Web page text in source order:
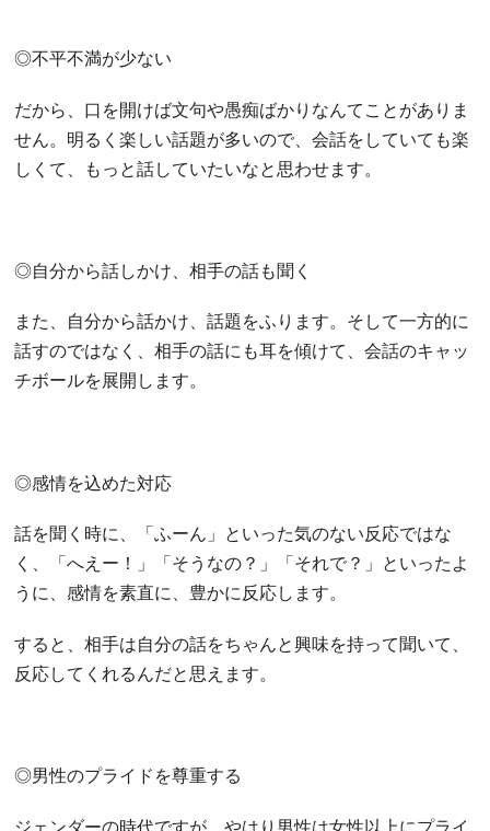
◎不平不満が少ない
だから、口を開けば文句や愚痴ばかりなんてことがありま
せん。明るく楽しい話題が多いので、会話をしていても楽
しくて、もっと話していたいなと思わせます。
◎自分から話しかけ、相手の話も聞く
また、自分から話かけ、話題をふります。そして一方的に
話すのではなく、相手の話にも耳を傾けて、会話のキャッ
チボールを展開します。
◎感情を込めた対応
話を聞く時に、「ふーん」といった気のない反応ではな
く、「へえー！」「そうなの？」「それで？」といったよ
うに、感情を素直に、豊かに反応します。
すると、相手は自分の話をちゃんと興味を持って聞いて、
反応してくれるんだと思えます。
◎男性のプライドを尊重する
ジェンダーの時代ですが、やはり男性は女性以上にプライ